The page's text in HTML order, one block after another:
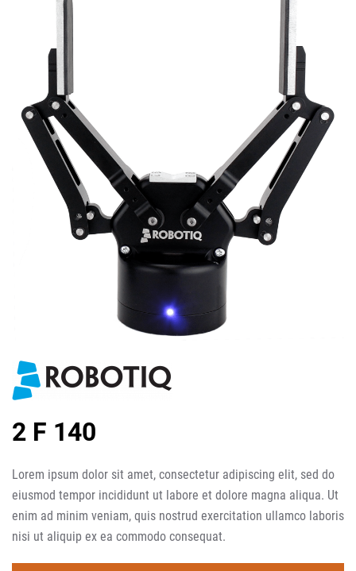
2 F 140
Lorem ipsum dolor sit amet, consectetur adipiscing elit, sed do
eiusmod tempor incididunt ut labore et dolore magna aliqua. Ut
enim ad minim veniam, quis nostrud exercitation ullamco laboris
nisi ut aliquip ex ea commodo consequat.